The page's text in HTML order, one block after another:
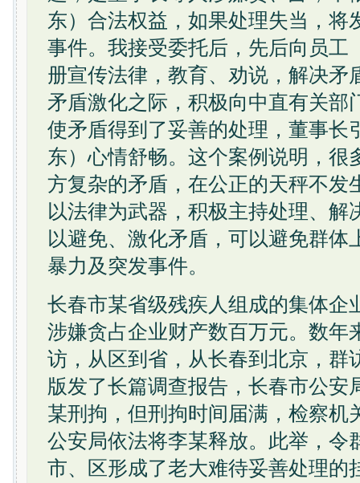
东）合法权益，如果处理失当，将
事件。我接受委托后，先后向员工
册宣传法律，教育、劝说，解决矛
矛盾激化之际，积极向中直有关部
使矛盾得到了妥善的处理，董事长
东）心情舒畅。这个案例说明，很
方复杂的矛盾，在公正的天秤不发
以法律为武器，积极主持处理、解
以避免、激化矛盾，可以避免群体
暴力及突发事件。
长春市某省级残疾人组成的集体企
涉嫌贪占企业财产数百万元。数年
访，从区到省，从长春到北京，群
版发了长篇调查报告，长春市公安
某刑拘，但刑拘时间届满，检察机
公安局依法将李某释放。此举，令
市、区形成了老大难待妥善处理的